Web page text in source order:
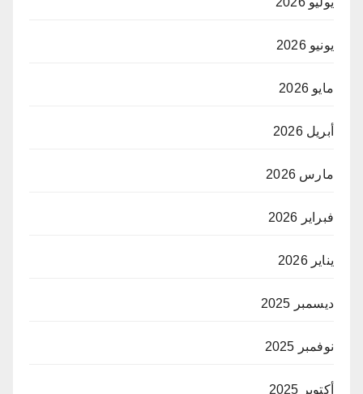
يونيو 2026
مايو 2026
أبريل 2026
مارس 2026
فبراير 2026
يناير 2026
ديسمبر 2025
نوفمبر 2025
أكتوبر 2025